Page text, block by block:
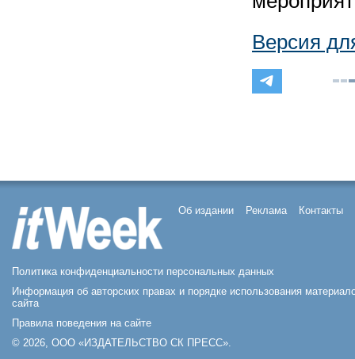
Версия
Об издании Реклама Контакты
Политика конфиденциальности персональных данных
Информация об авторских правах и порядке использования
сайта
Правила поведения на сайте
© 2026, ООО «ИЗДАТЕЛЬСТВО СК ПРЕСС».